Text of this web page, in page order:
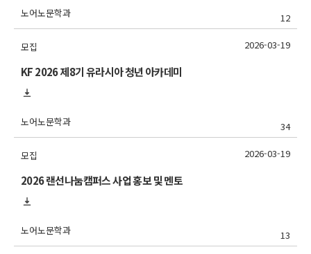
노어노문학과 12
모집
KF 2026 제8기 유라시아 청년 아카데미
노어노문학과 34
2026-03-19
모집
2026 랜선나눔캠퍼스 사업 홍보 및 멘토
노어노문학과 13
2026-03-19